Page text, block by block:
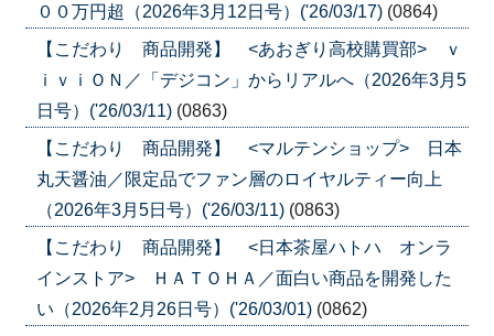
００万円超（2026年3月12日号）('26/03/17) (0864)
【こだわり 商品開発】 <あおぎり高校購買部> ｖ
ｉｖｉＯＮ／「デジコン」からリアルへ（2026年3月5
日号）('26/03/11) (0863)
【こだわり 商品開発】 <マルテンショップ> 日本
丸天醤油／限定品でファン層のロイヤルティー向上
（2026年3月5日号）('26/03/11) (0863)
【こだわり 商品開発】 <日本茶屋ハトハ オンラ
インストア> ＨＡＴＯＨＡ／面白い商品を開発した
い（2026年2月26日号）('26/03/01) (0862)